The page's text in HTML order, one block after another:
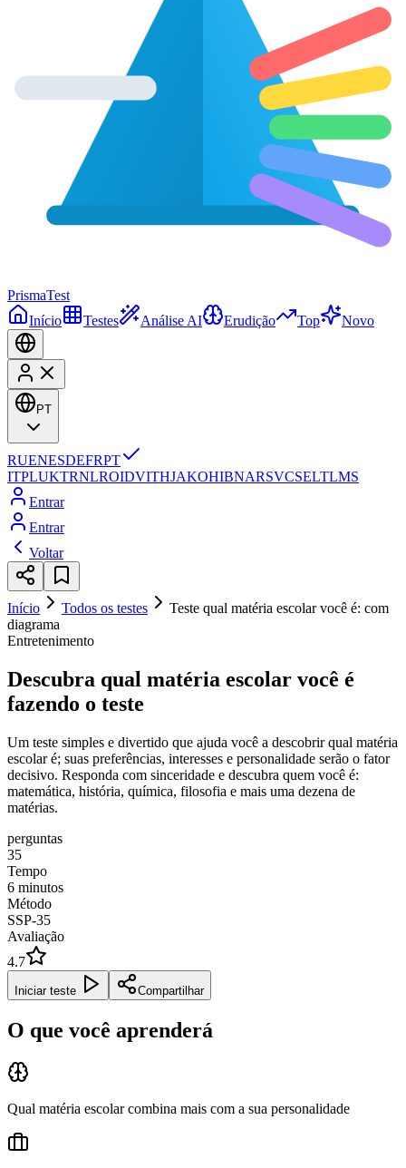
PrismaTest
Início
Testes Análise AI Erudição Top Novo
PT
RUENESDEFRPT
ITPLUKTRNLROIDVITHJAKOHIBNARSVCSELTLMS
Entrar
Entrar
Voltar
Início Todos os testes
Teste qual matéria escolar você é: com
diagrama
Entretenimento
Descubra qual matéria escolar você é
fazendo o teste
Um teste simples e divertido que ajuda você a descobrir qual matéria
escolar é; suas preferências, interesses e personalidade serão o fator
decisivo. Responda com sinceridade e descubra quem você é:
matemática, história, química, filosofia e mais uma dezena de
matérias.
perguntas
35
Tempo
6 minutos
Método
SSP-35
Avaliação
4.7
Iniciar teste Compartilhar
O que você aprenderá
Qual matéria escolar combina mais com a sua personalidade